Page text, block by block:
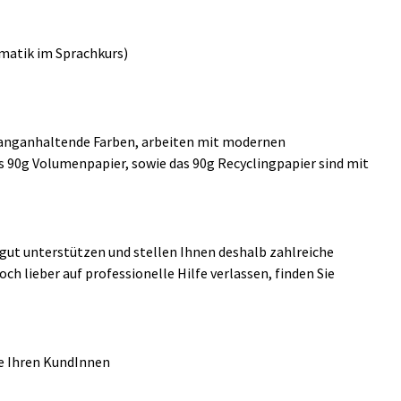
im Sprachkurs)
Farben, arbeiten mit modernen
Volumenpapier, sowie das 90g Recyclingpapier sind mit
unterstützen und stellen Ihnen deshalb zahlreiche
lieber auf professionelle Hilfe verlassen, finden Sie
KundInnen